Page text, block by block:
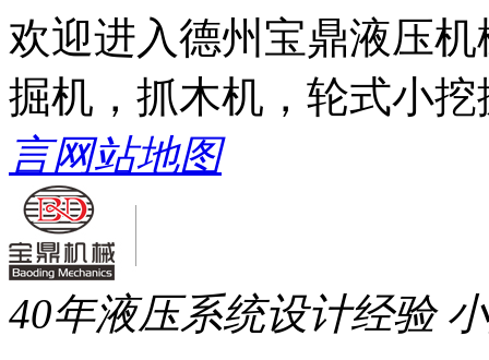
欢迎进入德州宝鼎液压
掘机，抓木机，轮式小
言网站地图
40年液压系统设计经验